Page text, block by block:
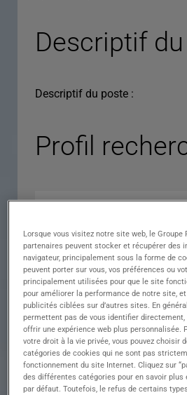
Descriptif
Descriptif du poste :
Profil
Expérience
Salaire
Ville
Lorsque vous visitez notre site web, le Groupe
partenaires peuvent stocker et récupérer des
navigateur, principalement sous la forme de
peuvent porter sur vous, vos préférences ou
principalement utilisées pour que le site
pour améliorer la performance de notre site,
publicités ciblées sur d’autres sites. En
permettent pas de vous identifier
offrir une expérience web plus personnalisée.
votre droit à la vie privée, vous pouvez choisir
catégories de cookies qui ne sont pas
fonctionnement du site Internet. Cliquez sur
des différentes catégories pour en savoir
par défaut. Toutefois, le refus de certains